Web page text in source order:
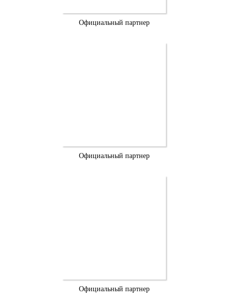
Официальный партнер
Официальный партнер
Официальный партнер